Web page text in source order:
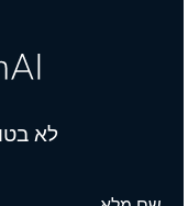
לא